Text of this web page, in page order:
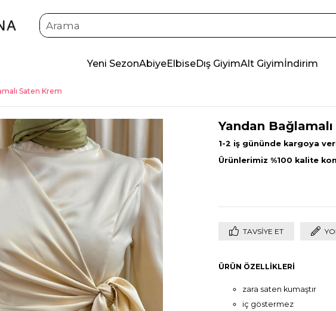
Yeni SezonAbiyeElbiseDış GiyimAlt Giyimİndirim
Saten Krem
Yandan
1-2 iş gününde kargoya
Ürünlerimiz %100 kalite
TAVSIYE ET
ÜRÜN ÖZELLIKLERI
zara saten kumaştır
iç göstermez